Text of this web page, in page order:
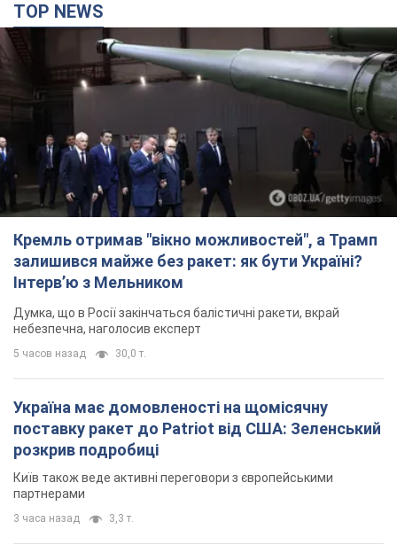
TOP NEWS
Кремль отримав "вікно можливостей", а Трамп
залишився майже без ракет: як бути Україні?
Інтерв’ю з Мельником
Думка, що в Росії закінчаться балістичні ракети, вкрай
небезпечна, наголосив експерт
5 часов назад 30,0 т.
Україна має домовленості на щомісячну
поставку ракет до Patriot від США: Зеленський
розкрив подробиці
Київ також веде активні переговори з європейськими
партнерами
3 часа назад 3,3 т.